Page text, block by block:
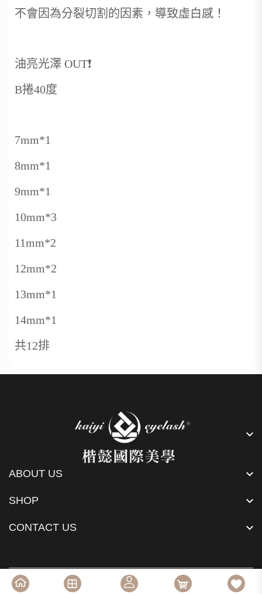
不會因為分裂切割的因素，導致虛白感！
油亮光澤 OUT❗️
B捲40度
7mm*1
8mm*1
9mm*1
10mm*3
11mm*2
12mm*2
13mm*1
14mm*1
共12排
ABOUT US
SHOP
CONTACT US